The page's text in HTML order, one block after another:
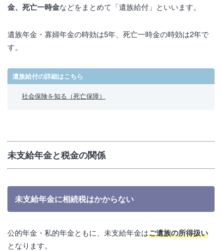
金、死亡一時金などをまとめて「遺族給付」といいます。
遺族年金・寡婦年金の時効は5年、死亡一時金の時効は2年で
す。
遺族給付の詳細はこちら
社会保険を知る（死亡保障）
未支給年金と税金の関係
未支給年金に相続税はかからない
公的年金・私的年金ともに、未支給年金はご遺族の所得扱い
となります。